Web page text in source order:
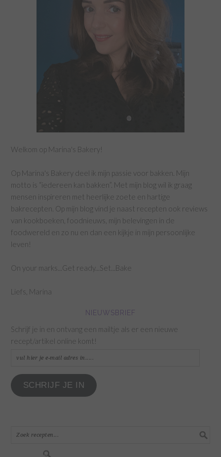
Welkom op Marina's Bakery!
Op Marina's Bakery deel ik mijn passie voor bakken. Mijn
motto is “iedereen kan bakken”. Met mijn blog wil ik graag
mensen inspireren met heerlijke zoete en hartige
bakrecepten. Op mijn blog vind je naast recepten ook reviews
van kookboeken, foodnieuws, mijn belevingen in de
foodwereld en zo nu en dan een kijkje in mijn persoonlijke
leven!
On your marks...Get ready...Set...Bake
Liefs, Marina
NIEUWSBRIEF
Schrijf je in en ontvang een mailtje als er een nieuwe
recept/artikel online komt!
je
e-
SCHRIJF JE IN